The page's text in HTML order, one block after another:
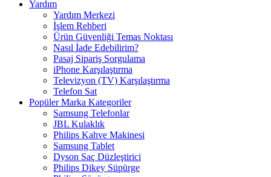
Yardım
Yardım Merkezi
İşlem Rehberi
Ürün Güvenliği Temas Noktası
Nasıl İade Edebilirim?
Pasaj Sipariş Sorgulama
iPhone Karşılaştırma
Televizyon (TV) Karşılaştırma
Telefon Sat
Popüler Marka Kategoriler
Samsung Telefonlar
JBL Kulaklık
Philips Kahve Makinesi
Samsung Tablet
Dyson Saç Düzleştirici
Philips Dikey Süpürge